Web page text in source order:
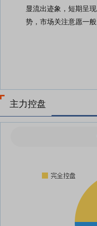
显流出迹象，短期呈
势，市场关注意愿一般
主力控盘